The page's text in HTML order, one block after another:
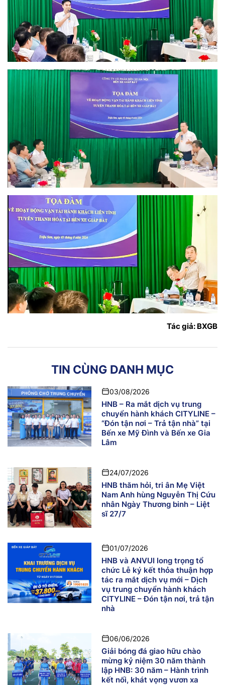
Tác giả: BXGB
TIN CÙNG DANH MỤC
03/08/2026
HNB – Ra mắt dịch vụ trung
chuyển hành khách CITYLINE –
“Đón tận nơi – Trả tận nhà” tại
Bến xe Mỹ Đình và Bến xe Gia
Lâm
24/07/2026
HNB thăm hỏi, tri ân Mẹ Việt
Nam Anh hùng Nguyễn Thị Cứu
nhân Ngày Thương binh – Liệt
sĩ 27/7
01/07/2026
HNB và ANVUI long trọng tổ
chức Lễ ký kết thỏa thuận hợp
tác ra mắt dịch vụ mới – Dịch
vụ trung chuyển hành khách
CITYLINE – Đón tận nơi, trả tận
nhà
06/06/2026
Giải bóng đá giao hữu chào
mừng kỷ niệm 30 năm thành
lập HNB: 30 năm – Hành trình
kết nối, khát vọng vươn xa